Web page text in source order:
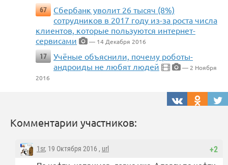
67
Сбербанк уволит 26 тысяч (8%)
сотрудников в 2017 году из-за роста числа
клиентов, которые пользуются интернет-
сервисами
— 14 Декабря 2016
17
Учёные объяснили, почему роботы-
андроиды не любят людей
— 2 Ноября
2016
Комментарии участников:
+2
1sr, 19 Октября 2016 , url